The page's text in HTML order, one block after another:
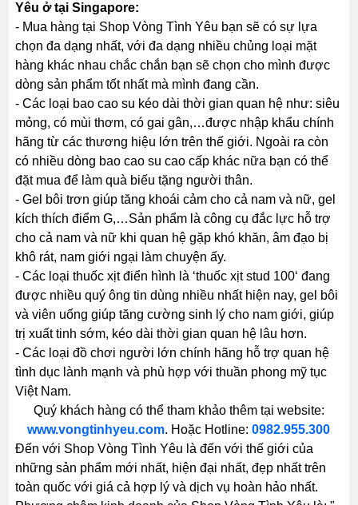
Yêu ở tại Singapore:
- Mua hàng tại Shop Vòng Tình Yêu bạn sẽ có sự lựa
chọn đa dạng nhất, với đa dạng nhiều chủng loại mặt
hàng khác nhau chắc chắn bạn sẽ chọn cho mình được
dòng sản phẩm tốt nhất mà mình đang cần.
- Các loại bao cao su kéo dài thời gian quan hệ như: siêu
mỏng, có mùi thơm, có gai gân,…được nhập khẩu chính
hãng từ các thương hiệu lớn trên thế giới. Ngoài ra còn
có nhiều dòng bao cao su cao cấp khác nữa bạn có thể
đặt mua để làm quà biếu tặng người thân.
- Gel bôi trơn giúp tăng khoái cảm cho cả nam và nữ, gel
kích thích điểm G,…Sản phẩm là công cụ đắc lực hỗ trợ
cho cả nam và nữ khi quan hệ gặp khó khăn, âm đạo bị
khô rát, nam giới ngại làm chuyện ấy.
- Các loại thuốc xịt điển hình là ‘thuốc xịt stud 100‘ đang
được nhiều quý ông tin dùng nhiều nhất hiện nay, gel bôi
và viên uống giúp tăng cường sinh lý cho nam giới, giúp
trị xuất tinh sớm, kéo dài thời gian quan hệ lâu hơn.
- Các loại đồ chơi người lớn chính hãng hỗ trợ quan hệ
tình dục lành mạnh và phù hợp với thuần phong mỹ tục
Việt Nam.
Quý khách hàng có thể tham khảo thêm tại website:
www.vongtinhyeu.com. Hoặc Hotline: 0982.955.300
Đến với Shop Vòng Tình Yêu là đến với thế giới của
những sản phẩm mới nhất, hiện đại nhất, đẹp nhất trên
toàn quốc với giá cả hợp lý và dịch vụ hoàn hảo nhất.